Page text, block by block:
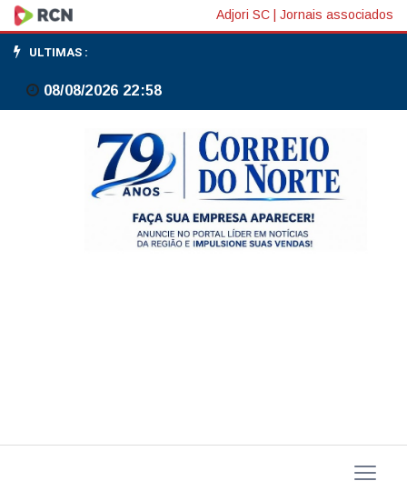
Lula
defende
Pix
Adjori SC Jornais associados
ULTIMAS :
08/08/2026 22:58